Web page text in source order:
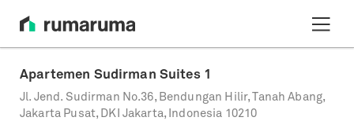
Apartemen Sudirman Suites 1
Jl. Jend. Sudirman No.36, Bendungan Hilir, Tanah Abang,
Jakarta Pusat, DKI Jakarta, Indonesia 10210